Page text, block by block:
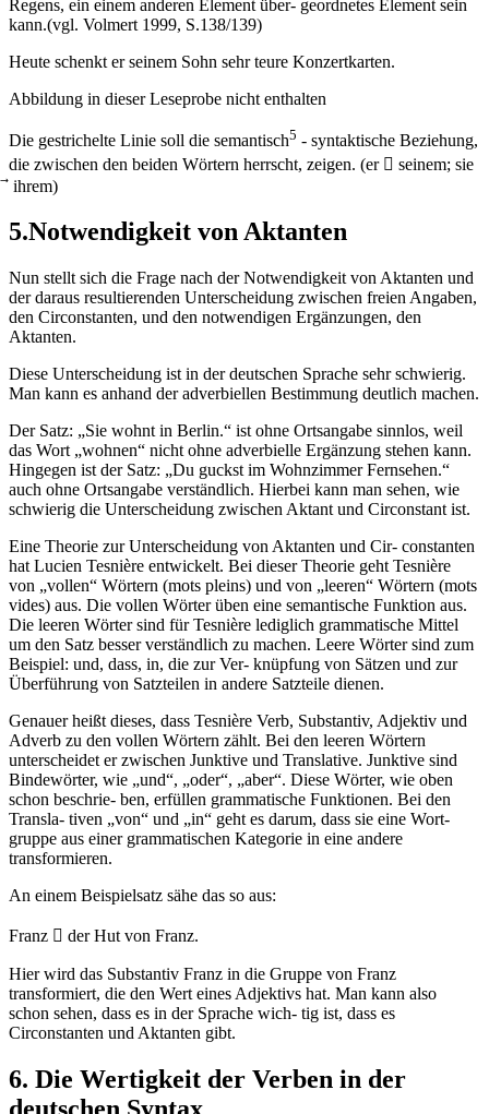
Regens, ein einem anderen Element über- geordnetes Element sein
kann.(vgl. Volmert 1999, S.138/139)
Heute schenkt er seinem Sohn sehr teure Konzertkarten.
Abbildung in dieser Leseprobe nicht enthalten
Die gestrichelte Linie soll die semantisch5 - syntaktische Beziehung,
die zwischen den beiden Wörtern herrscht, zeigen. (er ⃗ seinem; sie
⃗ ihrem)
5.Notwendigkeit von Aktanten
Nun stellt sich die Frage nach der Notwendigkeit von Aktanten und
der daraus resultierenden Unterscheidung zwischen freien Angaben,
den Circonstanten, und den notwendigen Ergänzungen, den
Aktanten.
Diese Unterscheidung ist in der deutschen Sprache sehr schwierig.
Man kann es anhand der adverbiellen Bestimmung deutlich machen.
Der Satz: „Sie wohnt in Berlin.“ ist ohne Ortsangabe sinnlos, weil
das Wort „wohnen“ nicht ohne adverbielle Ergänzung stehen kann.
Hingegen ist der Satz: „Du guckst im Wohnzimmer Fernsehen.“
auch ohne Ortsangabe verständlich. Hierbei kann man sehen, wie
schwierig die Unterscheidung zwischen Aktant und Circonstant ist.
Eine Theorie zur Unterscheidung von Aktanten und Cir- constanten
hat Lucien Tesnière entwickelt. Bei dieser Theorie geht Tesnière
von „vollen“ Wörtern (mots pleins) und von „leeren“ Wörtern (mots
vides) aus. Die vollen Wörter üben eine semantische Funktion aus.
Die leeren Wörter sind für Tesnière lediglich grammatische Mittel
um den Satz besser verständlich zu machen. Leere Wörter sind zum
Beispiel: und, dass, in, die zur Ver- knüpfung von Sätzen und zur
Überführung von Satzteilen in andere Satzteile dienen.
Genauer heißt dieses, dass Tesnière Verb, Substantiv, Adjektiv und
Adverb zu den vollen Wörtern zählt. Bei den leeren Wörtern
unterscheidet er zwischen Junktive und Translative. Junktive sind
Bindewörter, wie „und“, „oder“, „aber“. Diese Wörter, wie oben
schon beschrie- ben, erfüllen grammatische Funktionen. Bei den
Transla- tiven „von“ und „in“ geht es darum, dass sie eine Wort-
gruppe aus einer grammatischen Kategorie in eine andere
transformieren.
An einem Beispielsatz sähe das so aus:
Franz ⃗ der Hut von Franz.
Hier wird das Substantiv Franz in die Gruppe von Franz
transformiert, die den Wert eines Adjektivs hat. Man kann also
schon sehen, dass es in der Sprache wich- tig ist, dass es
Circonstanten und Aktanten gibt.
6. Die Wertigkeit der Verben in der